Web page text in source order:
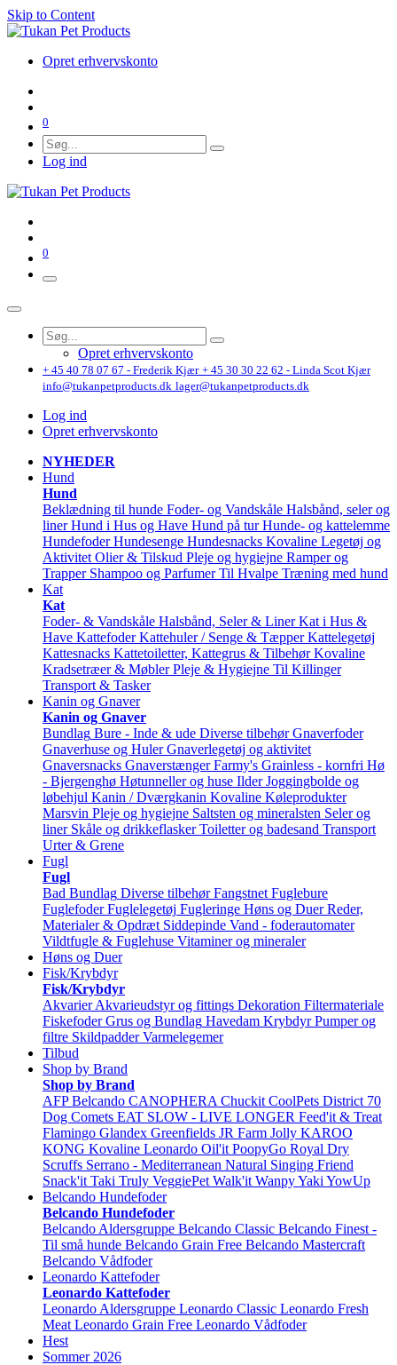
Skip to Content
Opret erhvervskonto
0
Log ind
0
Opret erhvervskonto
+ 45 40 78 07 67 - Frederik Kjær + 45 30 30 22 62 - Linda Scot Kjær
info@tukanpetproducts.dk lager@tukanpetproducts.dk
Log ind
Opret erhvervskonto
NYHEDER
Hund
Hund
Beklædning til hunde Foder- og Vandskåle Halsbånd, seler og
liner Hund i Hus og Have Hund på tur Hunde- og kattelemme
Hundefoder Hundesenge Hundesnacks Kovaline Legetøj og
Aktivitet Olier & Tilskud Pleje og hygiejne Ramper og
Trapper Shampoo og Parfumer Til Hvalpe Træning med hund
Kat
Kat
Foder- & Vandskåle Halsbånd, Seler & Liner Kat i Hus &
Have Kattefoder Kattehuler / Senge & Tæpper Kattelegetøj
Kattesnacks Kattetoiletter, Kattegrus & Tilbehør Kovaline
Kradsetræer & Møbler Pleje & Hygiejne Til Killinger
Transport & Tasker
Kanin og Gnaver
Kanin og Gnaver
Bundlag Bure - Inde & ude Diverse tilbehør Gnaverfoder
Gnaverhuse og Huler Gnaverlegetøj og aktivitet
Gnaversnacks Gnaverstænger Farmy's Grainless - kornfri Hø
- Bjergenghø Høtunneller og huse Ilder Joggingbolde og
løbehjul Kanin / Dværgkanin Kovaline Køleprodukter
Marsvin Pleje og hygiejne Saltsten og mineralsten Seler og
liner Skåle og drikkeflasker Toiletter og badesand Transport
Urter & Grene
Fugl
Fugl
Bad Bundlag Diverse tilbehør Fangstnet Fuglebure
Fuglefoder Fuglelegetøj Fugleringe Høns og Duer Reder,
Materialer & Opdræt Siddepinde Vand - foderautomater
Vildtfugle & Fuglehuse Vitaminer og mineraler
Høns og Duer
Fisk/Krybdyr
Fisk/Krybdyr
Akvarier Akvarieudstyr og fittings Dekoration Filtermateriale
Fiskefoder Grus og Bundlag Havedam Krybdyr Pumper og
filtre Skildpadder Varmelegemer
Tilbud
Shop by Brand
Shop by Brand
AFP Belcando CANOPHERA Chuckit CoolPets District 70
Dog Comets EAT SLOW - LIVE LONGER Feed'it & Treat
Flamingo Glandex Greenfields JR Farm Jolly KAROO
KONG Kovaline Leonardo Oil'it PoopyGo Royal Dry
Scruffs Serrano - Mediterranean Natural Singing Friend
Snack'it Taki Truly VeggiePet Walk'it WanpyYaki YowUp
Belcando Hundefoder
Belcando Hundefoder
Belcando Aldersgruppe Belcando Classic Belcando Finest -
Til små hunde Belcando Grain Free Belcando Mastercraft
Belcando Vådfoder
Leonardo Kattefoder
Leonardo Kattefoder
Leonardo Aldersgruppe Leonardo Classic Leonardo Fresh
Meat Leonardo Grain Free Leonardo Vådfoder
Hest
Sommer 2026